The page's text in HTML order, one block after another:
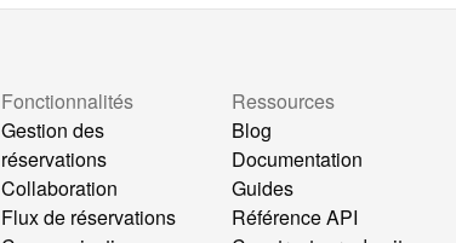
Fonctionnalités
Gestion des
réservations
Collaboration
Flux de réservations
Ressources
Blog
Documentation
Guides
Référence API